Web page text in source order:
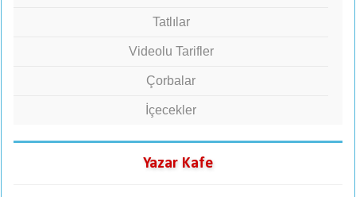
Tatlılar
Videolu Tarifler
Çorbalar
İçecekler
Yazar Kafe